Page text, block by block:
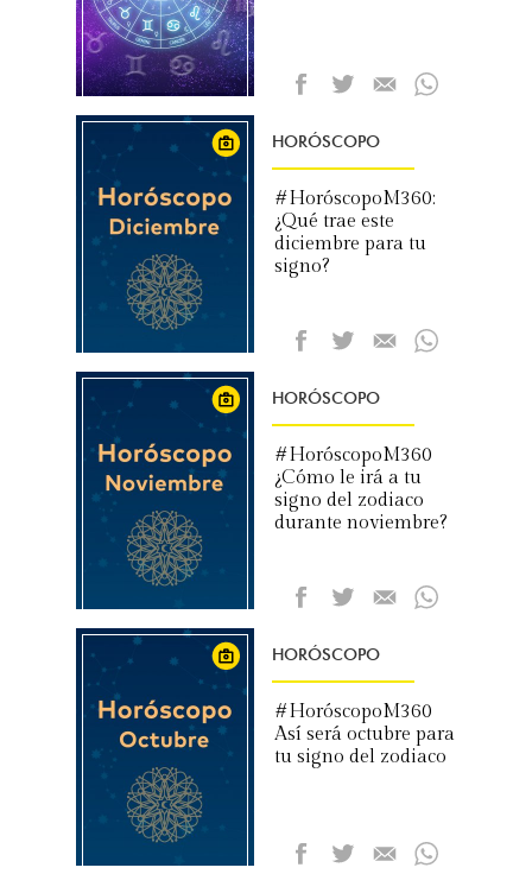
HORÓSCOPO
#HoróscopoM360:
¿Qué trae este
diciembre para tu
signo?
HORÓSCOPO
#HoróscopoM360
¿Cómo le irá a tu
signo del zodiaco
durante noviembre?
HORÓSCOPO
#HoróscopoM360
Así será octubre para
tu signo del zodiaco